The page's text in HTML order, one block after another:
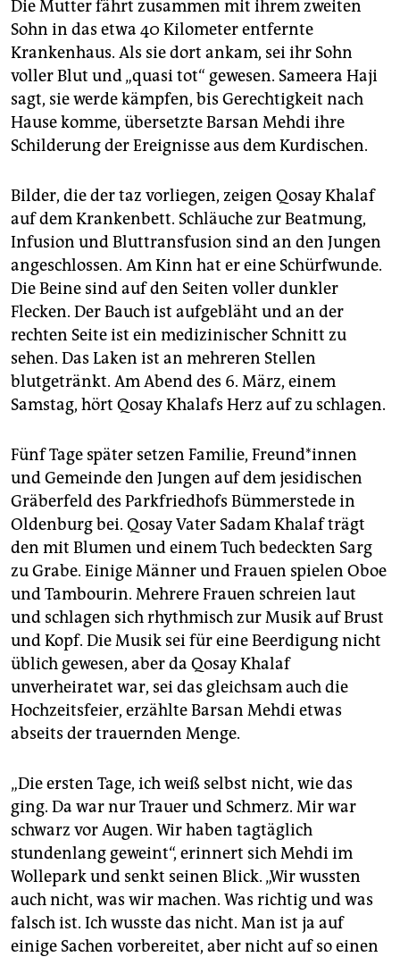
Die Mutter fährt zusammen mit ihrem zweiten
Sohn in das etwa 40 Kilometer entfernte
Krankenhaus. Als sie dort ankam, sei ihr Sohn
voller Blut und „quasi tot“ gewesen. Sameera Haji
sagt, sie werde kämpfen, bis Gerechtigkeit nach
Hause komme, übersetzte Barsan Mehdi ihre
Schilderung der Ereignisse aus dem Kurdischen.
Bilder, die der taz vorliegen, zeigen Qosay Khalaf
auf dem Krankenbett. Schläuche zur Beatmung,
Infusion und Bluttransfusion sind an den Jungen
angeschlossen. Am Kinn hat er eine Schürfwunde.
Die Beine sind auf den Seiten voller dunkler
Flecken. Der Bauch ist aufgebläht und an der
rechten Seite ist ein medizinischer Schnitt zu
sehen. Das Laken ist an mehreren Stellen
blutgetränkt. Am Abend des 6. März, einem
Samstag, hört Qosay Khalafs Herz auf zu schlagen.
Fünf Tage später setzen Familie, Freun­d*in­nen
und Gemeinde den Jungen auf dem jesidischen
Gräberfeld des Parkfriedhofs Bümmerstede in
Oldenburg bei. Qosay Vater Sadam Khalaf trägt
den mit Blumen und einem Tuch bedeckten Sarg
zu Grabe. Einige Männer und Frauen spielen Oboe
und Tambourin. Mehrere Frauen schreien laut
und schlagen sich rhythmisch zur Musik auf Brust
und Kopf. Die Musik sei für eine Beerdigung nicht
üblich gewesen, aber da Qosay Khalaf
unverheiratet war, sei das gleichsam auch die
Hochzeitsfeier, erzählte Barsan Mehdi etwas
abseits der trauernden Menge.
„Die ersten Tage, ich weiß selbst nicht, wie das
ging. Da war nur Trauer und Schmerz. Mir war
schwarz vor Augen. Wir haben tagtäglich
stundenlang geweint“, erinnert sich Mehdi im
Wollepark und senkt seinen Blick. „Wir wussten
auch nicht, was wir machen. Was richtig und was
falsch ist. Ich wusste das nicht. Man ist ja auf
einige Sachen vorbereitet, aber nicht auf so einen